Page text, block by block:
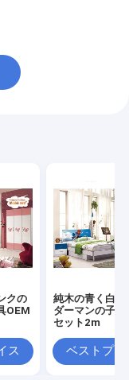
クの
OEM
ス
純木の青く白い
ダーマンの子供
セット2m
ベストプラ